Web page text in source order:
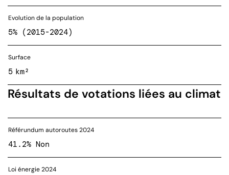
Evolution de la population
5% (2015-2024)
Surface
5 km²
Résultats de votations liées au climat
Référundum autoroutes 2024
41.2% Non
Loi énergie 2024